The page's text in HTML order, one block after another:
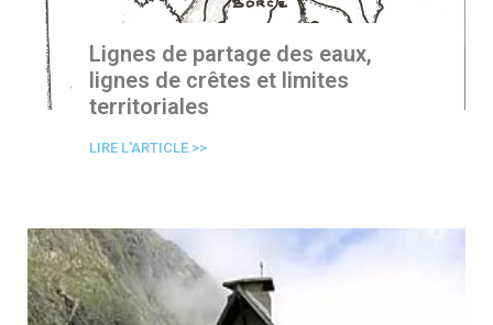
Lignes de partage des eaux,
lignes de crêtes et limites
territoriales
LIRE L'ARTICLE >>